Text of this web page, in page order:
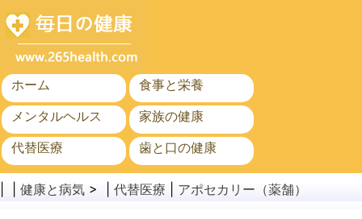
ホーム
食事と栄養
メンタルヘルス
家族の健康
代替医療
歯と口の健康
がん
公衆衛生
健康と病気 > | 代替医療 アポセカリー（薬舗）